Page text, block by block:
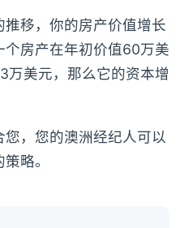
移，你的房产价值增长
房产在年初价值60万美
万美元，那么它的资本增
，您的澳洲经纪人可以
略。